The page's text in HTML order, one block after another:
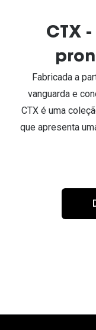
CTX
Fabricada a
vanguarda e
CTX é uma
que apresenta